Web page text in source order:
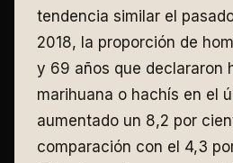
tendencia similar el
2018, la proporción de
y 69 años que declararon
marihuana o hachís en el
aumentado un 8,2 por
comparación con el 4,3